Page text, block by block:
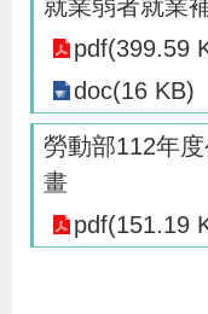
檢
舉
瀆
就業弱者就業
pdf(399.59
doc(16 KB)
勞動部112年
畫
pdf(151.19